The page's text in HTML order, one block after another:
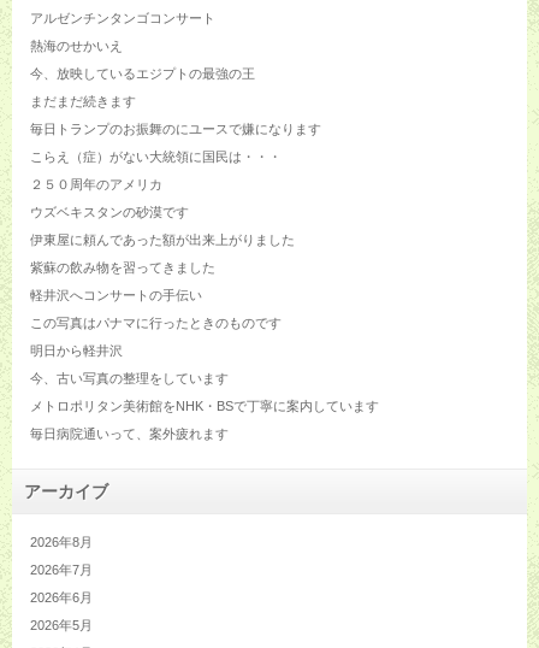
アルゼンチンタンゴコンサート
熱海のせかいえ
今、放映しているエジプトの最強の王
まだまだ続きます
毎日トランプのお振舞のにユースで嫌になります
こらえ（症）がない大統領に国民は・・・
２５０周年のアメリカ
ウズベキスタンの砂漠です
伊東屋に頼んであった額が出来上がりました
紫蘇の飲み物を習ってきました
軽井沢へコンサートの手伝い
この写真はパナマに行ったときのものです
明日から軽井沢
今、古い写真の整理をしています
メトロポリタン美術館をNHK・BSで丁寧に案内しています
毎日病院通いって、案外疲れます
アーカイブ
2026年8月
2026年7月
2026年6月
2026年5月